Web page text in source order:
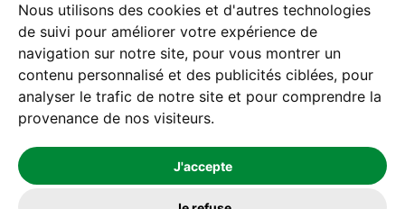
Nous utilisons des cookies et d'autres technologies
de suivi pour améliorer votre expérience de
navigation sur notre site, pour vous montrer un
contenu personnalisé et des publicités ciblées, pour
analyser le trafic de notre site et pour comprendre la
provenance de nos visiteurs.
J'accepte
Les impliqués
Tous les éditeurs
Nos structures
Nous contacter